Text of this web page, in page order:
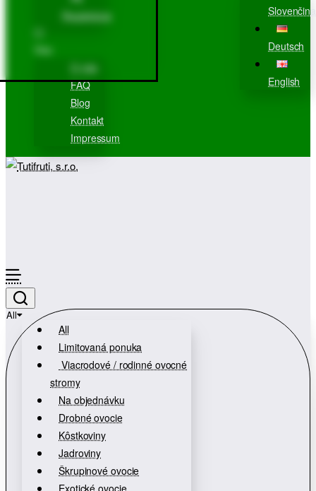
Registrácia
Viac
O nás
FAQ
Blog
Kontakt
Impressum
Slovenčina
Deutsch
English
All
All
Limitovaná ponuka
Viacrodové / rodinné ovocné
stromy
Na objednávku
Drobné ovocie
Kôstkoviny
Jadroviny
Škrupinové ovocie
Exotické ovocie